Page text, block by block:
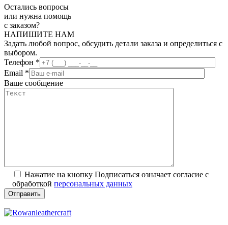
Остались вопросы
или нужна помощь
с заказом?
НАПИШИТЕ НАМ
Задать любой вопрос, обсудить детали заказа и определиться с
выбором.
Телефон *
Email *
Ваше сообщение
Нажатие на кнопку Подписаться означает согласие с
обработкой персональных данных